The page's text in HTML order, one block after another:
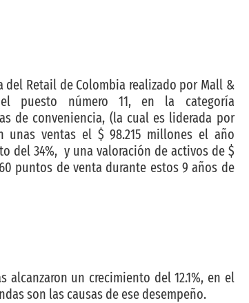
del Retail de Colombia realizado por Mall &
puesto número 11, en la categoría
de conveniencia, (la cual es liderada por
unas ventas el $ 98.215 millones el año
del 34%, y una valoración de activos de $
puntos de venta durante estos 9 años de
alcanzaron un crecimiento del 12.1%, en el
son las causas de ese desempeño.